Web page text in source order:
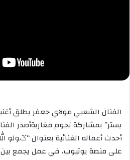
الفنان الشعبي مولاي جعفر يطلق
يستر” بمشاركة نجوم مغاربةأصدر
أحدث أعماله الغنائية بعنوان “ݣولو
على منصة يوتيوب، في عمل يجمع بين